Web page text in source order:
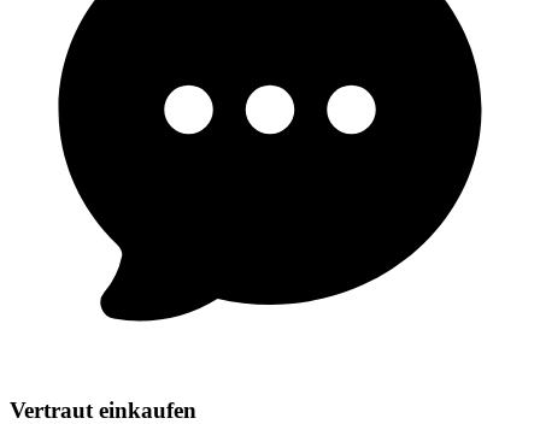
Vertraut einkaufen